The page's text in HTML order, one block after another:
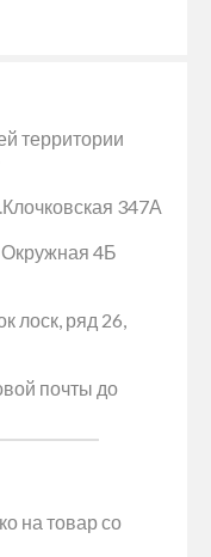
территории
347А
4Б
лоск, ряд 26,
почты до
на товар со